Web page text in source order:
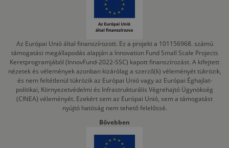
Az Európai Unió által finanszírozott. Ez a projekt a 101156968. számú
támogatási megállapodás alapján a Innovation Fund Small Scale Projects
Keretprogramjából (InnovFund-2022-SSC) kapott finanszírozást. A kifejtett
nézetek és vélemények azonban kizárólag a szerző(k) véleményét tükrözik,
és nem feltétlenül tükrözik az Európai Unió vagy az Európai Éghajlat-
politikai, Környezetvédelmi és Infrastrukturális Végrehajtó Ügynökség
(CINEA) véleményét. Ezekért sem az Európai Unió, sem a támogatást
nyújtó hatóság nem tehető felelőssé.
Bővebben